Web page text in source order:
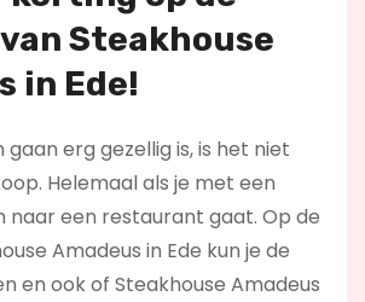
Steakhouse
in Ede!
gaan erg gezellig is, is het niet
Helemaal als je met een
naar een restaurant gaat. Op de
Amadeus in Ede kun je de
en ook of Steakhouse Amadeus